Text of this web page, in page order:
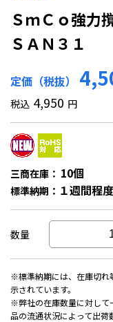
ＳｍＣｏ強
ＳＡＮ３１
定価（税抜）
税込 4,950 円
三商在庫： 10個
標準納期： １週間程度
数量
※標準納期には、在庫切れ
示されています。
※弊社の在庫数量に対して
品の流通状況によって出